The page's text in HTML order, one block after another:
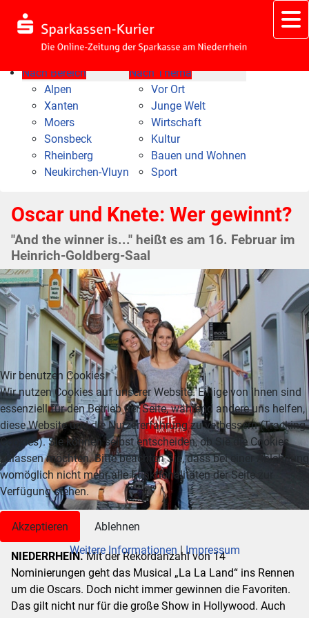
Nach Bereich
Alpen
Xanten
Moers
Sonsbeck
Rheinberg
Neukirchen-Vluyn
Nach Thema
Vor Ort
Junge Welt
Wirtschaft
Kultur
Bauen und Wohnen
Sport
Oscar und Knete: Wer gewinnt?
"And the winner is..." heißt es am 16. Februar im
Heinrich-Goldberg-Saal
NIEDERRHEIN.Mit der Rekordanzahl von 14
Nominierungen geht das Musical „La La Land“ ins Rennen
um die Oscars. Doch nicht immer gewinnen die Favoriten.
Das gilt nicht nur für die große Show in Hollywood. Auch
Wir benutzen Cookies
Wir nutzen Cookies auf unserer Website. Einige von ihnen sind
essenziell für den Betrieb der Seite, während andere uns helfen,
diese Website und die Nutzererfahrung zu verbessern (Tracking
Cookies). Sie können selbst entscheiden, ob Sie die Cookies
zulassen möchten. Bitte beachten Sie, dass bei einer Ablehnung
womöglich nicht mehr alle Funktionalitäten der Seite zur
Verfügung stehen.
Akzeptieren
Ablehnen
Weitere Informationen | Impressum